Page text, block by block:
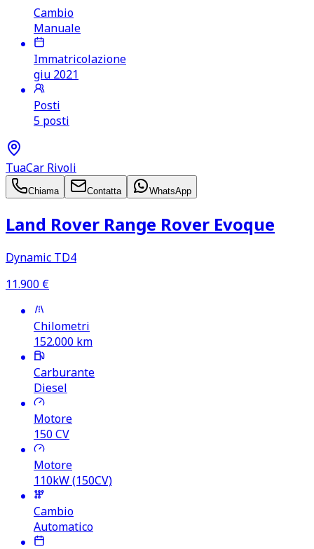
Cambio
Manuale
Immatricolazione
giu 2021
Posti
5 posti
TuaCar Rivoli
Chiama Contatta WhatsApp
Land Rover Range Rover Evoque
Dynamic TD4
11.900 €
Chilometri
152.000 km
Carburante
Diesel
Motore
150CV
Motore
110kW (150CV)
Cambio
Automatico